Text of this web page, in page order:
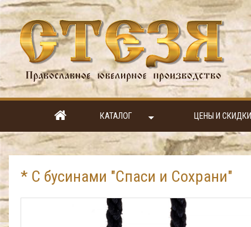
КАТАЛОГ ЦЕНЫ И СКИДКИ
* С бусинами "Спаси и Сохрани"